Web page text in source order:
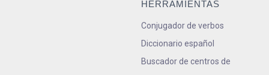
HERRAMIENTAS
Conjugador de verbos
Diccionario español
Buscador de centros de